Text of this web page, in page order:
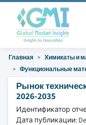
Главная Химикаты и
Функциональные
Рынок
2026-2035
Идентификатор
Дата публикации: